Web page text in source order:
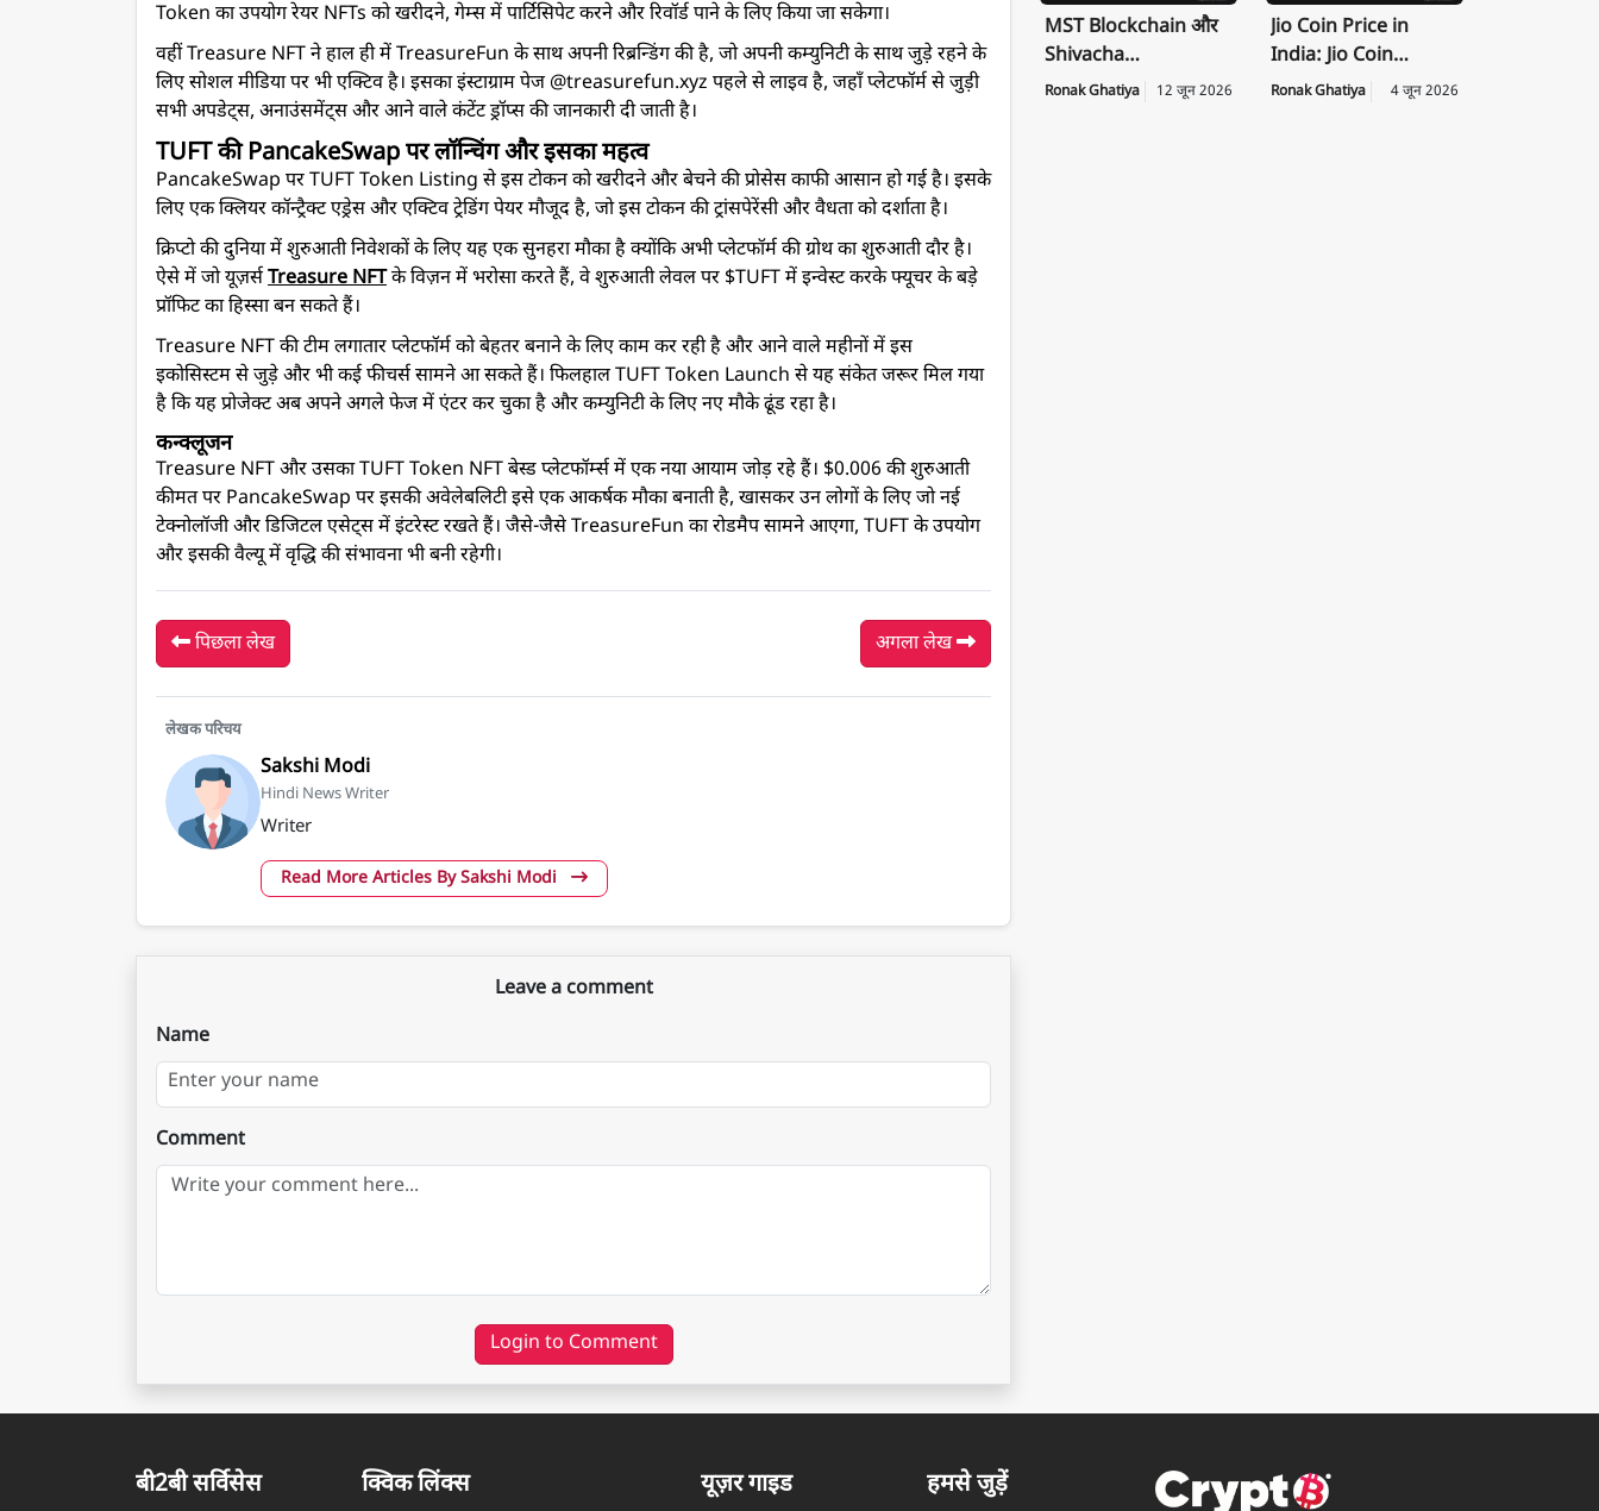
Token का उपयोग रेयर NFTs को खरीदने, गेम्स में पार्टिसिपेट करने और रिवॉर्ड पाने के लिए किया जा सकेगा।
वहीं Treasure NFT ने हाल ही में TreasureFun के साथ अपनी रिब्रन्डिंग की है, जो अपनी कम्युनिटी के साथ जुड़े रहने के
लिए सोशल मीडिया पर भी एक्टिव है। इसका इंस्टाग्राम पेज @treasurefun.xyz पहले से लाइव है, जहाँ प्लेटफॉर्म से जुड़ी
सभी अपडेट्स, अनाउंसमेंट्स और आने वाले कंटेंट ड्रॉप्स की जानकारी दी जाती है।
TUFT की PancakeSwap पर लॉन्चिंग और इसका महत्व
PancakeSwap पर TUFT Token Listing से इस टोकन को खरीदने और बेचने की प्रोसेस काफी आसान हो गई है। इसके
लिए एक क्लियर कॉन्ट्रैक्ट एड्रेस और एक्टिव ट्रेडिंग पेयर मौजूद है, जो इस टोकन की ट्रांसपेरेंसी और वैधता को दर्शाता है।
क्रिप्टो की दुनिया में शुरुआती निवेशकों के लिए यह एक सुनहरा मौका है क्योंकि अभी प्लेटफॉर्म की ग्रोथ का शुरुआती दौर है।
ऐसे में जो यूज़र्सTreasure NFTके विज़न में भरोसा करते हैं, वे शुरुआती लेवल पर $TUFT में इन्वेस्ट करके फ्यूचर के बड़े
प्रॉफिट का हिस्सा बन सकते हैं।
Treasure NFT की टीम लगातार प्लेटफॉर्म को बेहतर बनाने के लिए काम कर रही है और आने वाले महीनों में इस
इकोसिस्टम से जुड़े और भी कई फीचर्स सामने आ सकते हैं। फिलहाल TUFT Token Launch से यह संकेत जरूर मिल गया
है कि यह प्रोजेक्ट अब अपने अगले फेज में एंटर कर चुका है और कम्युनिटी के लिए नए मौके ढूंड रहा है।
कन्क्लूजन
Treasure NFT और उसका TUFT Token NFT बेस्ड प्लेटफॉर्म्स में एक नया आयाम जोड़ रहे हैं। $0.006 की शुरुआती
कीमत पर PancakeSwap पर इसकी अवेलेबलिटी इसे एक आकर्षक मौका बनाती है, खासकर उन लोगों के लिए जो नई
टेक्नोलॉजी और डिजिटल एसेट्स में इंटरेस्ट रखते हैं। जैसे-जैसे TreasureFun का रोडमैप सामने आएगा, TUFT के उपयोग
और इसकी वैल्यू में वृद्धि की संभावना भी बनी रहेगी।
पिछला लेख अगला लेख
लेखक परिचय
Sakshi Modi
Hindi News Writer
Writer
Read More Articles By Sakshi Modi
Leave a comment
Name
Comment
Login to Comment
MST Blockchain और
Shivacha
Technologies के बीच
Ronak Ghatiya 12 जून 2026
Jio Coin Price in
India: Jio Coin
Launch Date, Price
Ronak Ghatiya 4 जून 2026
बी2बी सर्विसेस क्विक लिंक्स यूज़र गाइड हमसे जुड़ें